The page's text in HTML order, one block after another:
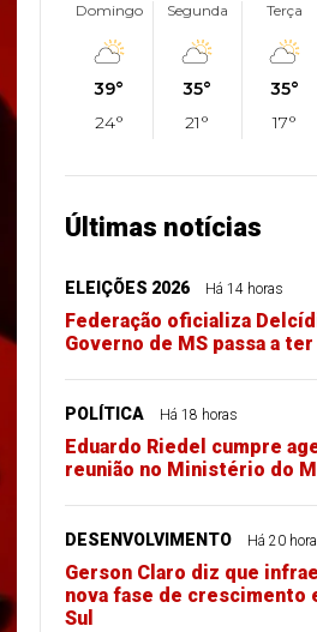
Domingo
39°
24°
Segunda
35°
21°
Terça
35°
17°
Últimas notícias
ELEIÇÕES 2026 Há 14 horas
Federação oficializa
Governo de MS passa a
POLÍTICA Há 18 horas
Eduardo Riedel cumpre
reunião no Ministério do
DESENVOLVIMENTO Há 20
Gerson Claro diz que
nova fase de crescimento
Sul